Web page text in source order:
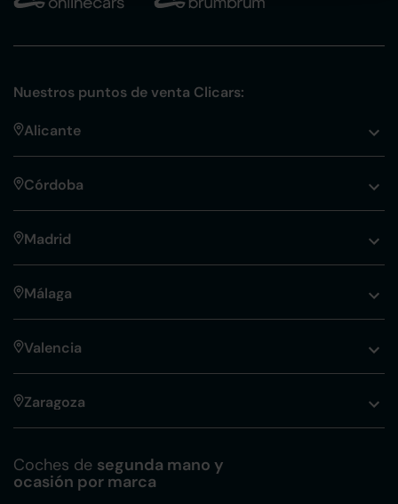
Nuestros puntos de venta Clicars:
Alicante
Córdoba
Madrid
Málaga
Valencia
Zaragoza
Coches de segunda mano y
ocasión por marca